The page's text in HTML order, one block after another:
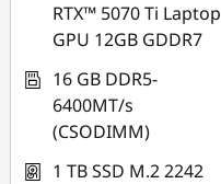
RTX™ 5070 Ti Laptop
GPU 12GB GDDR7
16 GB DDR5-
6400MT/s
(CSODIMM)
1 TB SSD M.2 2242